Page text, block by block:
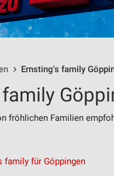
Ernsting's family
fröhlichen Familien
family für Göppingen